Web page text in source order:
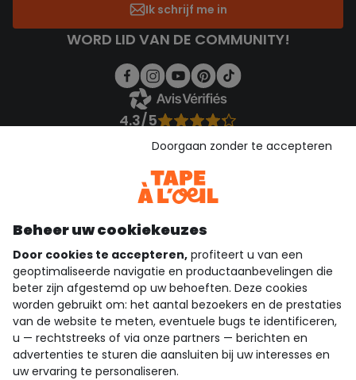
Ik schrijf me in
WORD LID VAN DE COMMUNITY!
4.3/5
Bekijk de vertrouwensverklaring
Download onze applicatie
Ontdek onze applicatie
wie zijn we?
hulp nodig
loyalty club
Beheer uw cookiekeuzes
Door cookies te accepteren, profiteert u van een
geoptimaliseerde navigatie en productaanbevelingen die
beter zijn afgestemd op uw behoeften. Deze cookies
worden gebruikt om: het aantal bezoekers en de prestaties
van de website te meten, eventuele bugs te identificeren,
u — rechtstreeks of via onze partners — berichten en
advertenties te sturen die aansluiten bij uw interesses en
uw ervaring te personaliseren.
Doorgaan zonder te accepteren